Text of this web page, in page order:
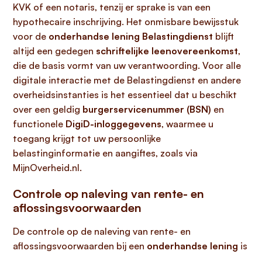
KVK of een notaris, tenzij er sprake is van een
hypothecaire inschrijving. Het onmisbare bewijsstuk
voor de onderhandse lening Belastingdienst blijft
altijd een gedegen schriftelijke leenovereenkomst,
die de basis vormt van uw verantwoording. Voor alle
digitale interactie met de Belastingdienst en andere
overheidsinstanties is het essentieel dat u beschikt
over een geldig burgerservicenummer (BSN) en
functionele DigiD-inloggegevens, waarmee u
toegang krijgt tot uw persoonlijke
belastinginformatie en aangiftes, zoals via
MijnOverheid.nl.
Controle op naleving van rente- en
aflossingsvoorwaarden
De controle op de naleving van rente- en
aflossingsvoorwaarden bij een onderhandse lening is